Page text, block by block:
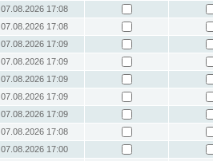
07.08.2026 17:08
07.08.2026 17:08
07.08.2026 17:09
07.08.2026 17:09
07.08.2026 17:09
07.08.2026 17:09
07.08.2026 17:09
07.08.2026 17:08
07.08.2026 17:00